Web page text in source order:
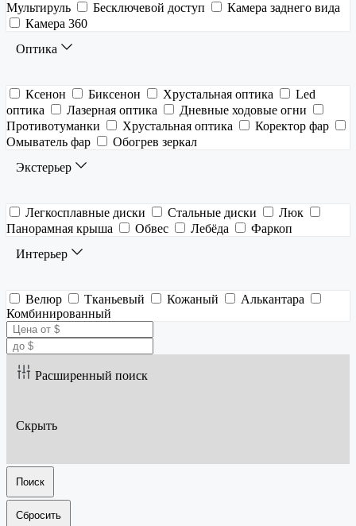
Мультируль
Бесключевой доступ
Камера заднего вида
Камера 360
Оптика
Ксенон Биксенон Хрустальная оптика
Led
оптика
Лазерная оптика
Дневные ходовые огни
Противотуманки
Хрустальная оптика
Коректор фар
Омыватель фар
Обогрев зеркал
Экстерьер
Легкосплавные диски Стальные диски
Люк
Панорамная крыша
Обвес Лебёда
Фаркоп
Интерьер
Велюр Тканьевый Кожаный
Алькантара
Комбинированный
Расширенный поиск
Скрыть
Поиск
Сбросить